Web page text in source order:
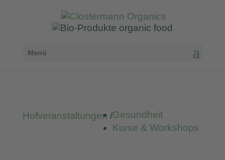
Menü
Hofveranstaltungen /Gesundheit
Kurse & Workshops